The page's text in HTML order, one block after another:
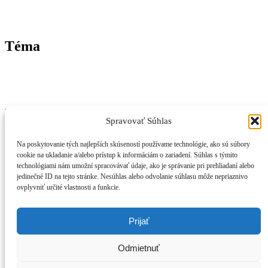
Spravovať Súhlas
Na poskytovanie tých najlepších skúseností používame technológie, ako sú súbory
cookie na ukladanie a/alebo prístup k informáciám o zariadení. Súhlas s týmito
technológiami nám umožní spracovávať údaje, ako je správanie pri prehliadaní alebo
jedinečné ID na tejto stránke. Nesúhlas alebo odvolanie súhlasu môže nepriaznivo
ovplyvniť určité vlastnosti a funkcie.
Prijať
Odmietnuť
Téma
Nezávislý magazín z Trenčianskeho kraja – správy, inšpirácie a
📞Kontakt
🧾Právne informácie
🔒Ochrana osobných údajov
🍪Zásady používania cookies
⚠️
: Ako si vybrať osvetlenie do obývacej izby?
chránený autorským právom – akékoľvek použitie je možné len so